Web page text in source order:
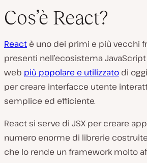
Cos’è React?
React è uno dei primi e più vecchi
presenti nell’ecosistema
web più popolare e utilizzato di
per creare interfacce utente
semplice ed efficiente.
React si serve di JSX per creare
numero enorme di librerie
che lo rende un framework molto